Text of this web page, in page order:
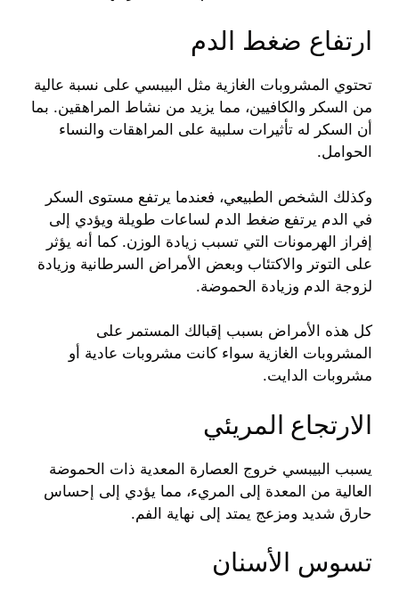
ارتفاع ضغط الدم
تحتوي المشروبات الغازية مثل البيبسي على نسبة عالية
من السكر والكافيين، مما يزيد من نشاط المراهقين. بما
أن السكر له تأثيرات سلبية على المراهقات والنساء
الحوامل.
وكذلك الشخص الطبيعي، فعندما يرتفع مستوى السكر
في الدم يرتفع ضغط الدم لساعات طويلة ويؤدي إلى
إفراز الهرمونات التي تسبب زيادة الوزن. كما أنه يؤثر
على التوتر والاكتئاب وبعض الأمراض السرطانية وزيادة
لزوجة الدم وزيادة الحموضة.
كل هذه الأمراض بسبب إقبالك المستمر على
المشروبات الغازية سواء كانت مشروبات عادية أو
مشروبات الدايت.
الارتجاع المريئي
يسبب البيبسي خروج العصارة المعدية ذات الحموضة
العالية من المعدة إلى المريء، مما يؤدي إلى إحساس
حارق شديد ومزعج يمتد إلى نهاية الفم.
تسوس الأسنان